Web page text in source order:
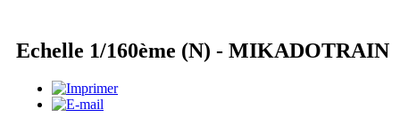
Echelle 1/160ème (N) - MIKADOTRAIN